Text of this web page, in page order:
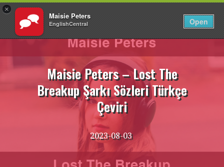
×
Maisie Peters
EnglishCentral Open
Giriş Yap TR
İçeriğe
Maisie Peters – Lost The
Breakup Şarkı Sözleri Türkçe
Çeviri
2023-08-03